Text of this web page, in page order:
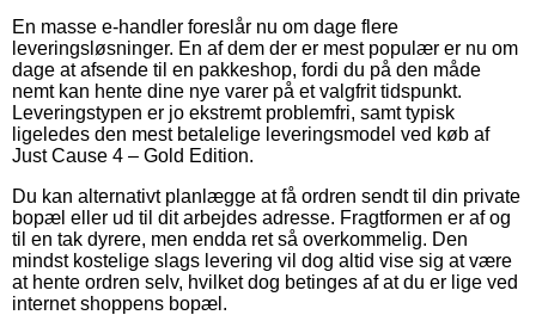
En masse e-handler foreslår nu om dage flere
leveringsløsninger. En af dem der er mest populær er nu om
dage at afsende til en pakkeshop, fordi du på den måde
nemt kan hente dine nye varer på et valgfrit tidspunkt.
Leveringstypen er jo ekstremt problemfri, samt typisk
ligeledes den mest betalelige leveringsmodel ved køb af
Just Cause 4 – Gold Edition.
Du kan alternativt planlægge at få ordren sendt til din private
bopæl eller ud til dit arbejdes adresse. Fragtformen er af og
til en tak dyrere, men endda ret så overkommelig. Den
mindst kostelige slags levering vil dog altid vise sig at være
at hente ordren selv, hvilket dog betinges af at du er lige ved
internet shoppens bopæl.